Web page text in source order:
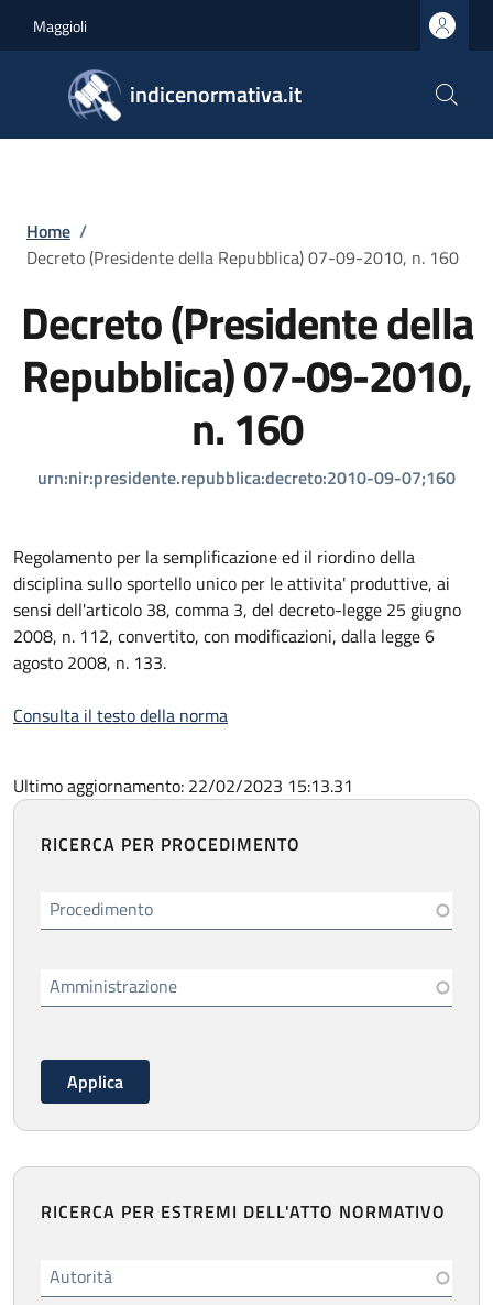
Maggioli
indicenormativa.it
Briciole di pane
Home /
Decreto (Presidente della Repubblica) 07-09-2010, n. 160
Decreto (Presidente della
Repubblica) 07-09-2010,
n. 160
urn:nir:presidente.repubblica:decreto:2010-09-07;160
Regolamento per la semplificazione ed il riordino della
disciplina sullo sportello unico per le attivita' produttive, ai
sensi dell'articolo 38, comma 3, del decreto-legge 25 giugno
2008, n. 112, convertito, con modificazioni, dalla legge 6
agosto 2008, n. 133.
Consulta il testo della norma
Ultimo aggiornamento: 22/02/2023 15:13.31
RICERCA PER PROCEDIMENTO
Procedimento
Amministrazione
RICERCA PER ESTREMI DELL'ATTO NORMATIVO
Autorità